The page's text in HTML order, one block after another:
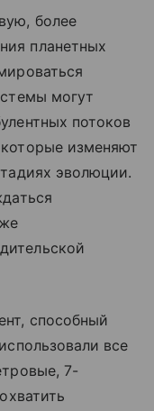
более
планетных
могут
потоков
изменяют
эволюции.
способный
все
7-